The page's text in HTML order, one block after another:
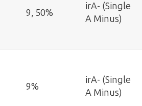
9, 50%
irA- (Single
A Minus)
9%
irA- (Single
A Minus)